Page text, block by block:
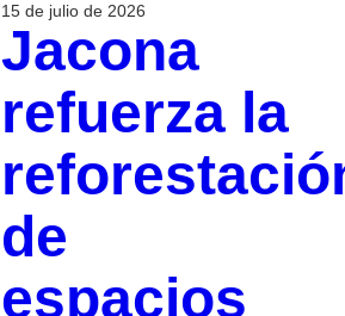
15 de julio de 2026
Jacona
refuerza la
de
espacios